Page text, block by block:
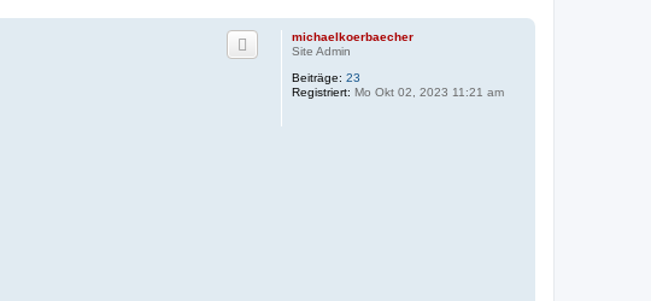
michaelkoerbaecher
Site Admin
Beiträge: 23
Registriert: Mo Okt 02, 2023 11:21 am